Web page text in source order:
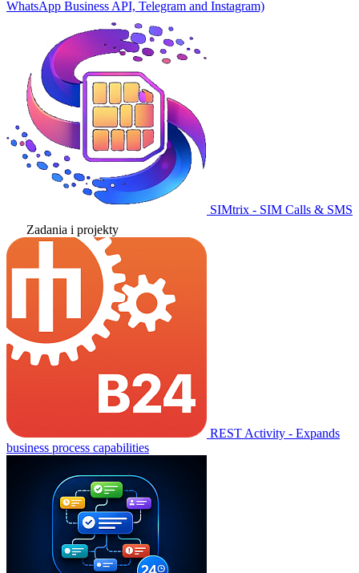
WhatsApp Business API, Telegram and Instagram)
SIMtrix - SIM Calls & SMS
Zadania i projekty
REST Activity - Expands
business process capabilities